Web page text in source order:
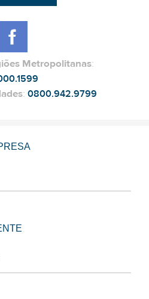
Metropolitanas:
: 0800.942.9799